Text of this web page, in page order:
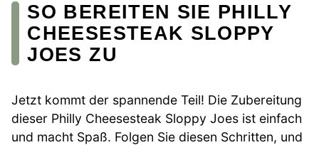
SO BEREITEN SIE PHILLY
CHEESESTEAK SLOPPY
JOES ZU
Jetzt kommt der spannende Teil! Die Zubereitung
dieser Philly Cheesesteak Sloppy Joes ist einfach
und macht Spaß. Folgen Sie diesen Schritten, und